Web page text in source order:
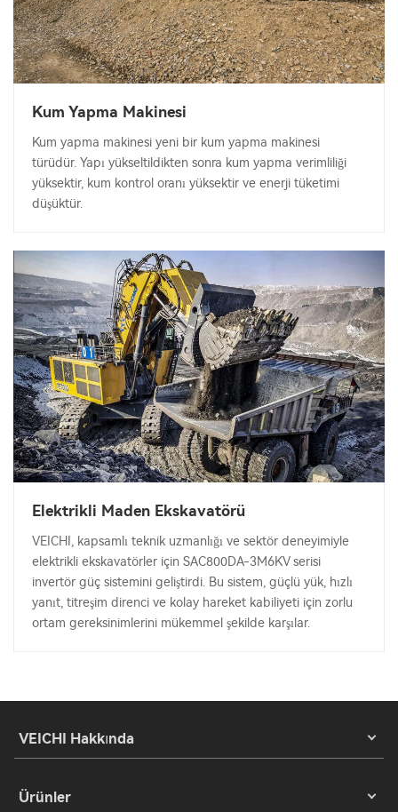
Kum Yapma Makinesi
Kum yapma makinesi yeni bir kum yapma makinesi
türüdür. Yapı yükseltildikten sonra kum yapma verimliliği
yüksektir, kum kontrol oranı yüksektir ve enerji tüketimi
düşüktür.
Elektrikli Maden Ekskavatörü
VEICHI, kapsamlı teknik uzmanlığı ve sektör deneyimiyle
elektrikli ekskavatörler için SAC800DA-3M6KV serisi
invertör güç sistemini geliştirdi. Bu sistem, güçlü yük, hızlı
yanıt, titreşim direnci ve kolay hareket kabiliyeti için zorlu
ortam gereksinimlerini mükemmel şekilde karşılar.
VEICHI Hakkında
Ürünler